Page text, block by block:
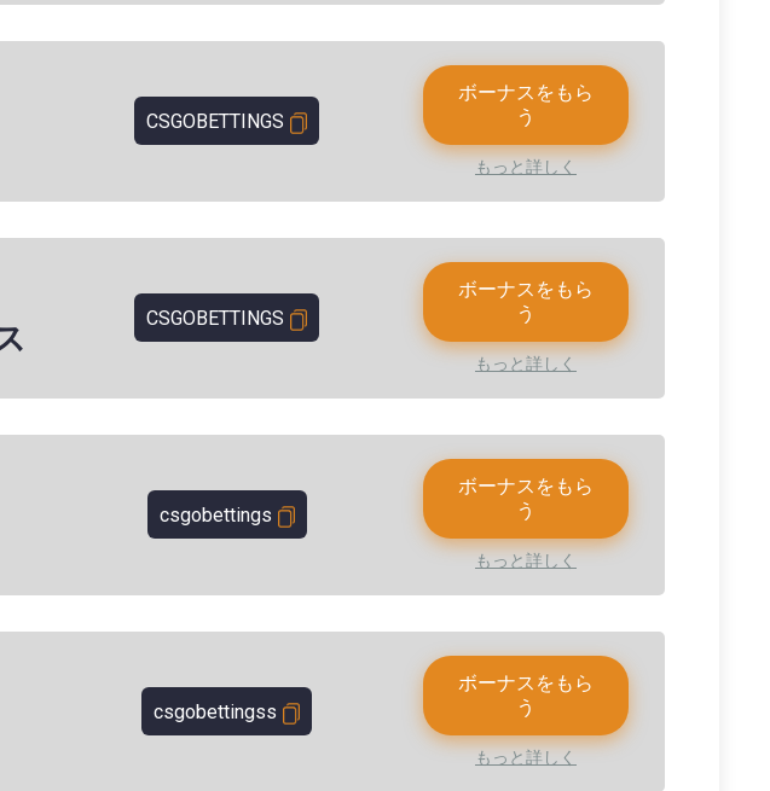
CSGOBETTINGS
ボーナスをもら
う
もっと詳しく
CSGOBETTINGS
ボーナスをもら
う
もっと詳しく
csgobettings
ボーナスをもら
う
もっと詳しく
csgobettingss
ボーナスをもら
う
もっと詳しく